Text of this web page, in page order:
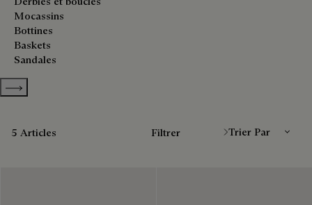
Mocassins
Bottines
Baskets
Sandales
Show more categories
5 Articles Filtrer